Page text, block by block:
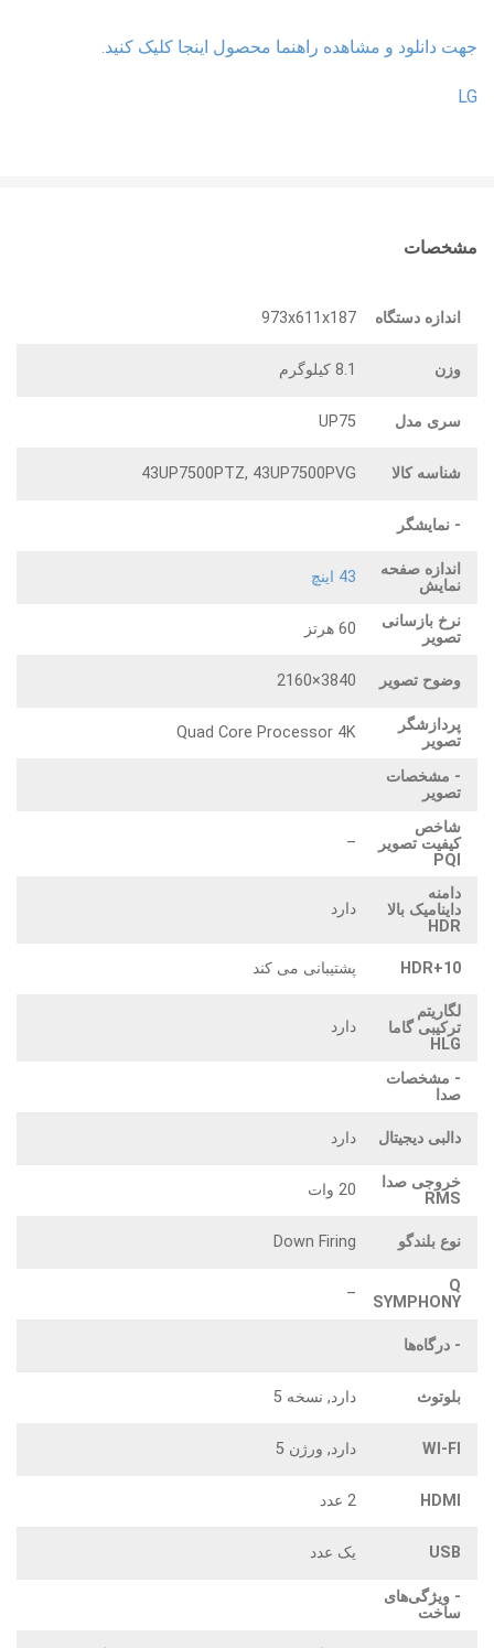
جهت دانلود و مشاهده راهنما محصول اینجا کلیک کنید.
LG
مشخصات
اندازه دستگاه 973x611x187
وزن 8.1 کیلوگرم
سری مدل UP75
شناسه کالا 43UP7500PTZ, 43UP7500PVG
- نمایشگر
اندازه صفحه
نمایش
43 اینچ
نرخ بازسانی
تصویر
60 هرتز
وضوح تصویر 3840×2160
پردازشگر
تصویر
Quad Core Processor 4K
- مشخصات
تصویر
شاخص
کیفیت تصویر
PQI
–
دامنه
داینامیک بالا
HDR
دارد
HDR+10 پشتیبانی می کند
لگاریتم
ترکیبی گاما
HLG
دارد
- مشخصات
صدا
دالبی دیجیتال دارد
خروجی صدا
RMS
20 وات
نوع بلندگو Down Firing
Q
SYMPHONY
–
- درگاه‌ها
بلوتوث دارد, نسخه 5
WI-FI دارد, ورژن 5
HDMI 2 عدد
USB یک عدد
- ویژگی‌های
ساخت